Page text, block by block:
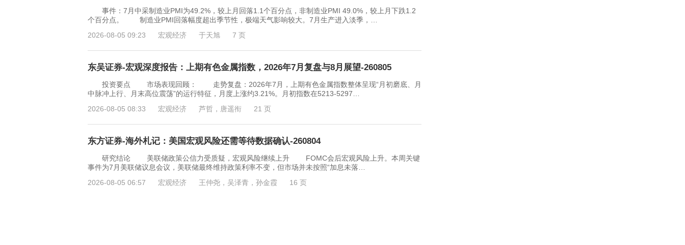
事件：7月中采制造业PMI为49.2%，较上月回落1.1个百分点，非制造业PMI 49.0%，较上月下跌1.2
个百分点。 制造业PMI回落幅度超出季节性，极端天气影响较大。7月生产进入淡季，…
2026-08-05 09:23
宏观经济 于天旭 7 页
东吴证券-宏观深度报告：上期有色金属指数，2026年7月复盘与8月展望-260805
投资要点 市场表现回顾： 走势复盘：2026年7月，上期有色金属指数整体呈现“月初磨底、月
中脉冲上行、月末高位震荡”的运行特征，月度上涨约3.21%。月初指数在5213-5297…
2026-08-05 08:33
宏观经济 芦哲，唐遥衔 21 页
东方证券-海外札记：美国宏观风险还需等待数据确认-260804
研究结论 美联储政策公信力受质疑，宏观风险继续上升 FOMC会后宏观风险上升。本周关键
事件为7月美联储议息会议，美联储最终维持政策利率不变，但市场并未按照“加息未落…
2026-08-05 06:57
宏观经济 王仲尧，吴泽青，孙金霞 16 页